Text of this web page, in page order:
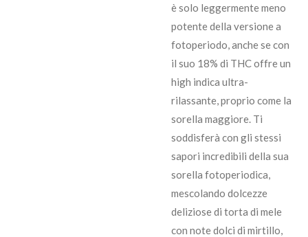
è solo leggermente meno
potente della versione a
fotoperiodo, anche se con
il suo 18% di THC offre un
high indica ultra-
rilassante, proprio come la
sorella maggiore. Ti
soddisferà con gli stessi
sapori incredibili della sua
sorella fotoperiodica,
mescolando dolcezze
deliziose di torta di mele
con note dolci di mirtillo,